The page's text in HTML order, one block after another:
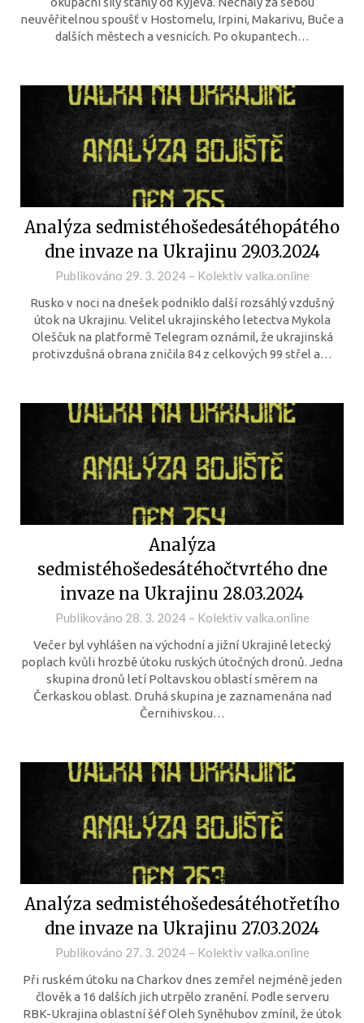
neuvěřitelnou spoušť v Hostomelu, Irpini, Makarivu, Buče a
dalších městech a vesnicích. Po okupantech…
Analýza sedmistéhošedesátéhopátého
dne invaze na Ukrajinu 29.03.2024
Publikováno 29. 3. 2024– Kolektiv valka.online
Rusko v noci na dnešek podniklo další rozsáhlý vzdušný
útok na Ukrajinu. Velitel ukrajinského letectva Mykola
Oleščuk na platformě Telegram oznámil, že ukrajinská
protivzdušná obrana zničila 84 z celkových 99 střel a…
Analýza
sedmistéhošedesátéhočtvrtého dne
invaze na Ukrajinu 28.03.2024
Publikováno 28. 3. 2024– Kolektiv valka.online
Večer byl vyhlášen na východní a jižní Ukrajině letecký
poplach kvůli hrozbě útoku ruských útočných dronů. Jedna
skupina dronů letí Poltavskou oblastí směrem na
Čerkaskou oblast. Druhá skupina je zaznamenána nad
Černihivskou…
Analýza sedmistéhošedesátéhotřetího
dne invaze na Ukrajinu 27.03.2024
Publikováno 27. 3. 2024– Kolektiv valka.online
Při ruském útoku na Charkov dnes zemřel nejméně jeden
člověk a 16 dalších jich utrpělo zranění. Podle serveru
RBK-Ukrajina oblastní šéf Oleh Syněhubov zmínil, že útok